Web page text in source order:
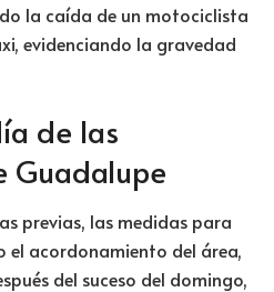
la caída de un motociclista
evidenciando la gravedad
de las
Guadalupe
previas, las medidas para
el acordonamiento del área,
del suceso del domingo,